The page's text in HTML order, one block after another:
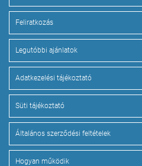
Feliratkozás
Legutóbbi ajánlatok
Adatkezelési tájékoztató
Süti tájékoztató
Általános szerződési feltételek
Hogyan működik